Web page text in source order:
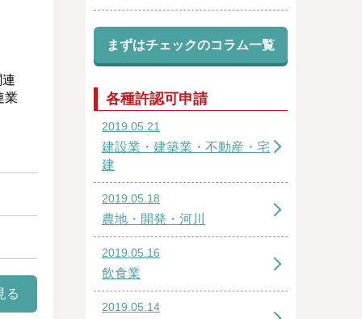
業
る
まずはチェックのコラム一覧
各種許認可申請
2019.05.21
建設業・建築業・不動産・宅
建
2019.05.18
農地・開発・河川
2019.05.16
飲食業
2019.05.14